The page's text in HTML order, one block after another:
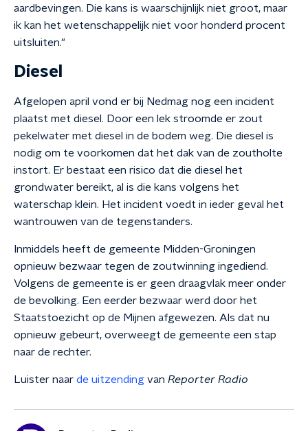
aardbevingen. Die kans is waarschijnlijk niet groot, maar
ik kan het wetenschappelijk niet voor honderd procent
uitsluiten."
Diesel
Afgelopen april vond er bij Nedmag nog een incident
plaatst met diesel. Door een lek stroomde er zout
pekelwater met diesel in de bodem weg. Die diesel is
nodig om te voorkomen dat het dak van de zoutholte
instort. Er bestaat een risico dat die diesel het
grondwater bereikt, al is die kans volgens het
waterschap klein. Het incident voedt in ieder geval het
wantrouwen van de tegenstanders.
Inmiddels heeft de gemeente Midden-Groningen
opnieuw bezwaar tegen de zoutwinning ingediend.
Volgens de gemeente is er geen draagvlak meer onder
de bevolking. Een eerder bezwaar werd door het
Staatstoezicht op de Mijnen afgewezen. Als dat nu
opnieuw gebeurt, overweegt de gemeente een stap
naar de rechter.
Luister naar de uitzending van Reporter Radio